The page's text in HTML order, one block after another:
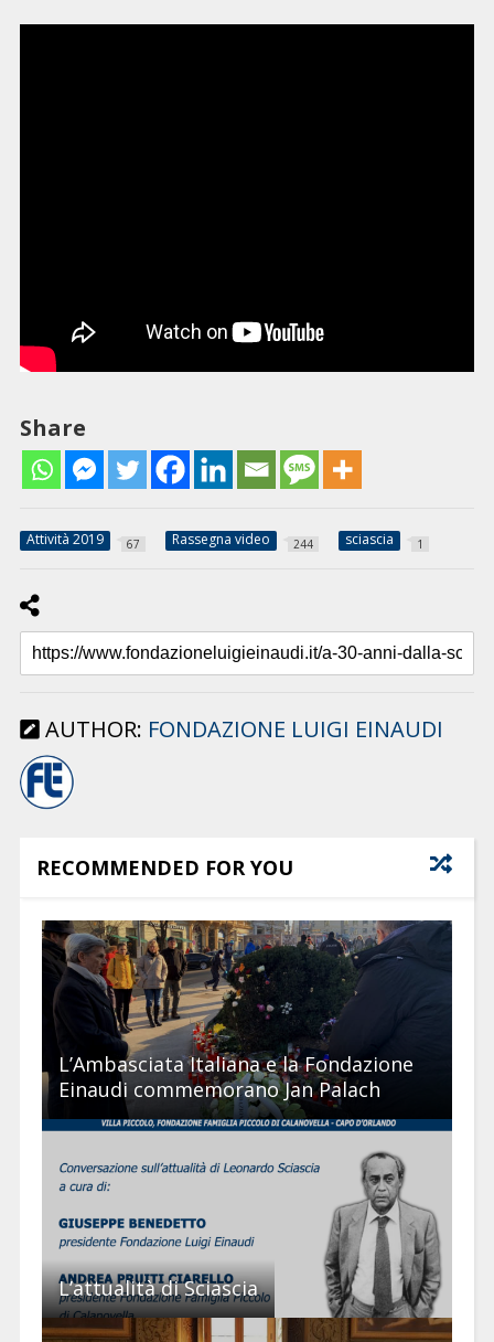
Share
Attività 2019 67 Rassegna video 244 sciascia 1
AUTHOR: FONDAZIONE LUIGI EINAUDI
RECOMMENDED FOR YOU
L’Ambasciata Italiana e la Fondazione
Einaudi commemorano Jan Palach
L’attualità di Sciascia